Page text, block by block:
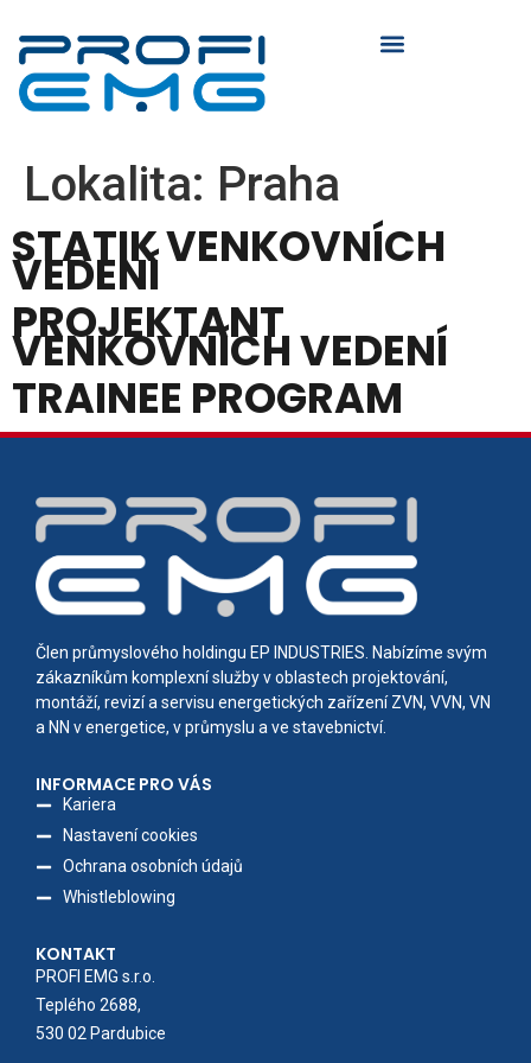
Lokalita: Praha
STATIK VENKOVNÍCH
VEDENÍ
PROJEKTANT
VENKOVNÍCH VEDENÍ
TRAINEE PROGRAM
Člen průmyslového holdingu EP INDUSTRIES. Nabízíme svým
zákazníkům komplexní služby v oblastech projektování,
montáží, revizí a servisu energetických zařízení ZVN, VVN, VN
a NN v energetice, v průmyslu a ve stavebnictví.
INFORMACE PRO VÁS
Kariera
Nastavení cookies
Ochrana osobních údajů
Whistleblowing
KONTAKT
PROFI EMG s.r.o.
Teplého 2688,
530 02 Pardubice